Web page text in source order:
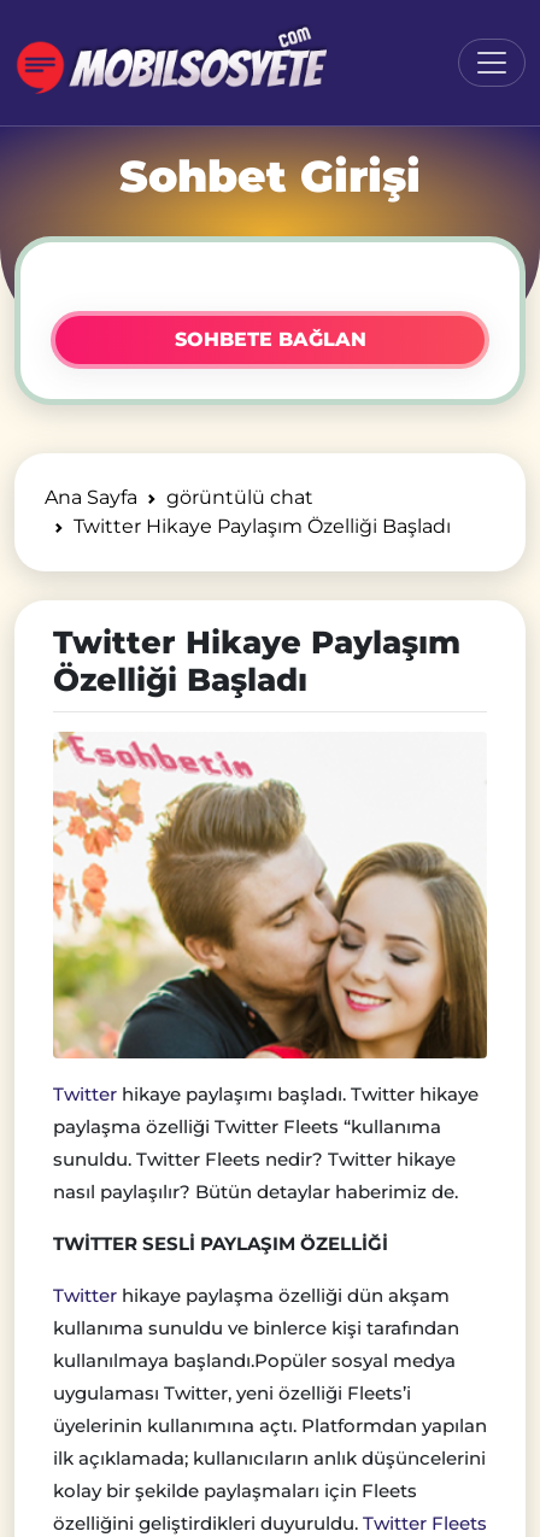
Sohbet Girişi
SOHBETE BAĞLAN
Ana Sayfa
görüntülü chat
Twitter Hikaye Paylaşım Özelliği Başladı
Twitter Hikaye Paylaşım
Özelliği Başladı
Twitter hikaye paylaşımı başladı. Twitter hikaye
paylaşma özelliği Twitter Fleets “kullanıma
sunuldu. Twitter Fleets nedir? Twitter hikaye
nasıl paylaşılır? Bütün detaylar haberimiz de.
TWİTTER SESLİ PAYLAŞIM ÖZELLİĞİ
Twitter hikaye paylaşma özelliği dün akşam
kullanıma sunuldu ve binlerce kişi tarafından
kullanılmaya başlandı.Popüler sosyal medya
uygulaması Twitter, yeni özelliği Fleets’i
üyelerinin kullanımına açtı. Platformdan yapılan
ilk açıklamada; kullanıcıların anlık düşüncelerini
kolay bir şekilde paylaşmaları için Fleets
özelliğini geliştirdikleri duyuruldu. Twitter Fleets